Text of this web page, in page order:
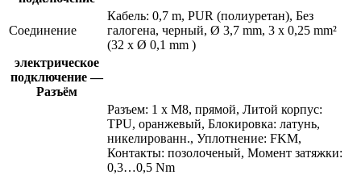
Соединение
Кабель: 0,7 m, PUR (полиуретан), Без
галогена, черный, Ø 3,7 mm, 3 x 0,25 mm²
(32 x Ø 0,1 mm )
электрическое
подключение —
Разъём
Разъем: 1 x M8, прямой, Литой корпус:
TPU, оранжевый, Блокировка: латунь,
никелированн., Уплотнение: FKM,
Контакты: позолоченый, Момент затяжки:
0,3…0,5 Nm